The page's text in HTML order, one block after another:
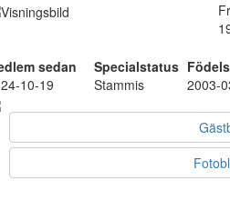
sedan Specialstatus
10-19
Stammis 2003-